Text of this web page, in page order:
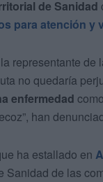
de Sanidad
para atención y
representante
no quedaría
enfermedad
han
ha estallado en
Sanidad de las